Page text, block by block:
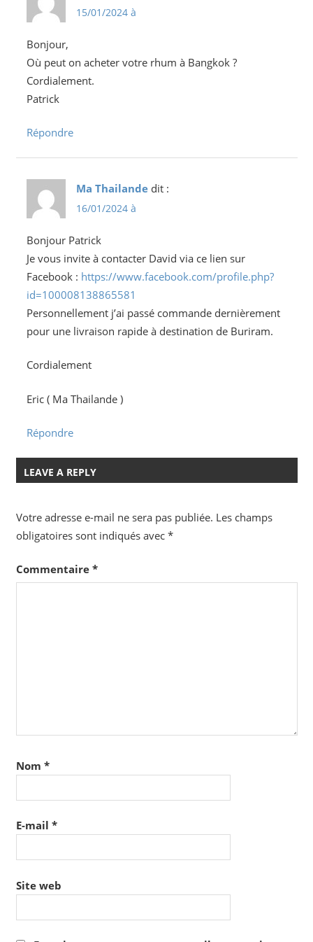
15/01/2024 à
Bonjour,
Où peut on acheter votre rhum à Bangkok ?
Cordialement.
Patrick
Répondre
Ma Thailande dit :
16/01/2024 à
Bonjour Patrick
Je vous invite à contacter David via ce lien sur
Facebook : https://www.facebook.com/profile.php?
id=100008138865581
Personnellement j’ai passé commande dernièrement
pour une livraison rapide à destination de Buriram.
Cordialement
Eric ( Ma Thailande )
Répondre
LEAVE A REPLY
Votre adresse e-mail ne sera pas publiée. Les champs
obligatoires sont indiqués avec *
Commentaire *
Nom *
E-mail *
Site web